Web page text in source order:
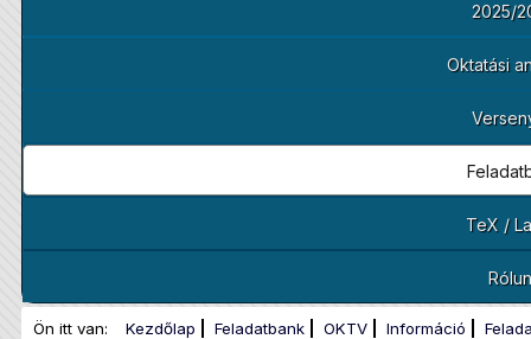
2025/
Oktatási
TeX /
Ön itt van: Kezdőlap Feladatbank OKTV Információ